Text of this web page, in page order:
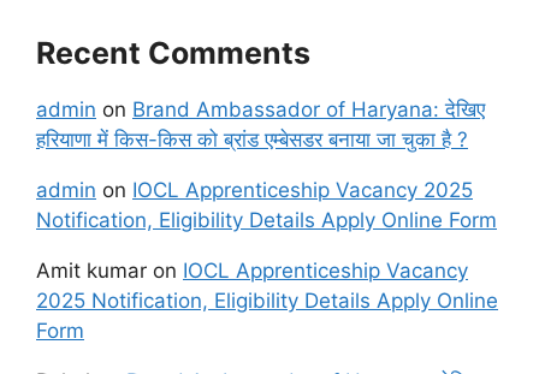
Recent Comments
admin on Brand Ambassador of Haryana: देखिए
हरियाणा में किस-किस को ब्रांड एम्बेसडर बनाया जा चुका है ?
admin on IOCL Apprenticeship Vacancy 2025
Notification, Eligibility Details Apply Online Form
Amit kumar on IOCL Apprenticeship Vacancy
2025 Notification, Eligibility Details Apply Online
Form